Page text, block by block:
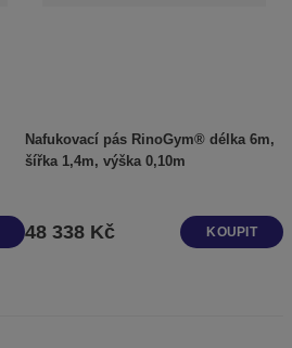
Nafukovací pás RinoGym® délka 6m,
šířka 1,4m, výška 0,10m
48 338 Kč KOUPIT